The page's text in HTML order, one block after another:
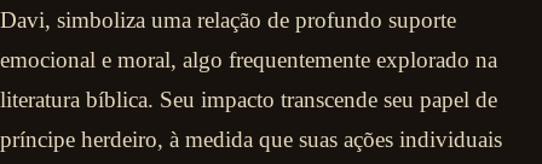
Davi, simboliza uma relação de profundo suporte
emocional e moral, algo frequentemente explorado na
literatura bíblica. Seu impacto transcende seu papel de
príncipe herdeiro, à medida que suas ações individuais